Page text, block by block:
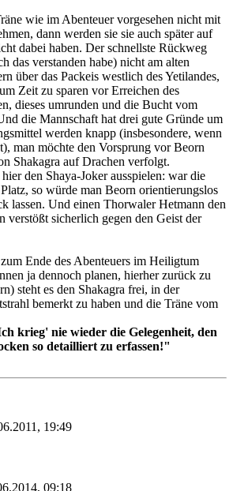
wie im Abenteuer vorgesehen nicht mit
dann werden sie sie auch später auf
dabei haben. Der schnellste Rückweg
das verstanden habe) nicht am alten
über das Packeis westlich des Yetilandes,
Zeit zu sparen vor Erreichen des
dieses umrunden und die Bucht vom
die Mannschaft hat drei gute Gründe um
werden knapp (insbesondere, wenn
man möchte den Vorsprung vor Beorn
Shakagra auf Drachen verfolgt.
den Shaya-Joker ausspielen: war die
so würde man Beorn orientierungslos
lassen. Und einen Thorwaler Hetmann den
verstößt sicherlich gegen den Geist der
Ende des Abenteuers im Heiligtum
ja dennoch planen, hierher zurück zu
steht es den Shakagra frei, in der
bemerkt zu haben und die Träne vom
krieg' nie wieder die Gelegenheit, den
so detailliert zu erfassen!"
19:49
09:18